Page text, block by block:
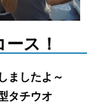
ス！
ましたよ～
タチウオ